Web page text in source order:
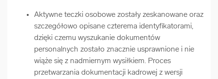
Aktywne teczki osobowe zostały zeskanowane oraz
szczegółowo opisane czterema identyfikatorami,
dzięki czemu wyszukanie dokumentów
personalnych zostało znacznie usprawnione i nie
wiąże się z nadmiernym wysiłkiem. Proces
przetwarzania dokumentacji kadrowej z wersji